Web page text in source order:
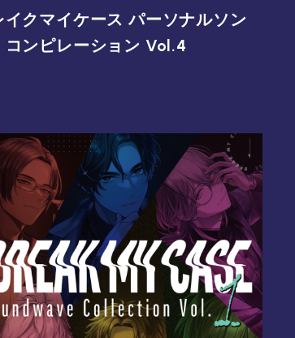
イクマイケース パーソナルソン
コンピレーション Vol.4